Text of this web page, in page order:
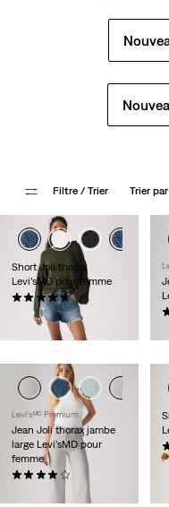
Filtre / Trier Trier par
Short Joli thorax
Levi’sMD pour femme
(98)
88,00 $
Levi'sᴹᴰ Premium
Jean Joli thorax jambe
large Levi’sMD pour
femme